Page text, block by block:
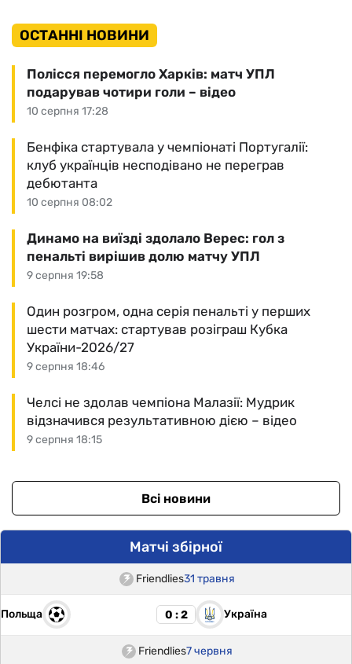
ОСТАННІ НОВИНИ
10 серпня 17:28
Полісся перемогло Харків: матч УПЛ
подарував чотири голи – відео
10 серпня 08:02
Бенфіка стартувала у чемпіонаті Португалії:
клуб українців несподівано не переграв
дебютанта
9 серпня 19:58
Динамо на виїзді здолало Верес: гол з
пенальті вирішив долю матчу УПЛ
9 серпня 18:46
Один розгром, одна серія пенальті у перших
шести матчах: стартував розіграш Кубка
України-2026/27
9 серпня 18:15
Челсі не здолав чемпіона Малазії: Мудрик
відзначився результативною дією – відео
Всі новини
Матчі збірної
Friendlies31 травня
Польща 0 : 2 Україна
Friendlies7 червня